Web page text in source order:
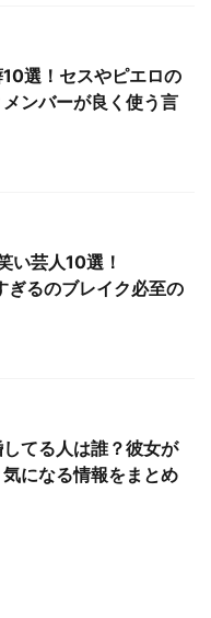
選！セスやピエロの
ンバーが良く使う言
い芸人10選！
るのブレイク必至の
てる人は誰？彼女が
になる情報をまとめ